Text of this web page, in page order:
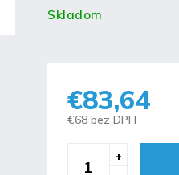
Skladom
€83,64
€68 bez DPH